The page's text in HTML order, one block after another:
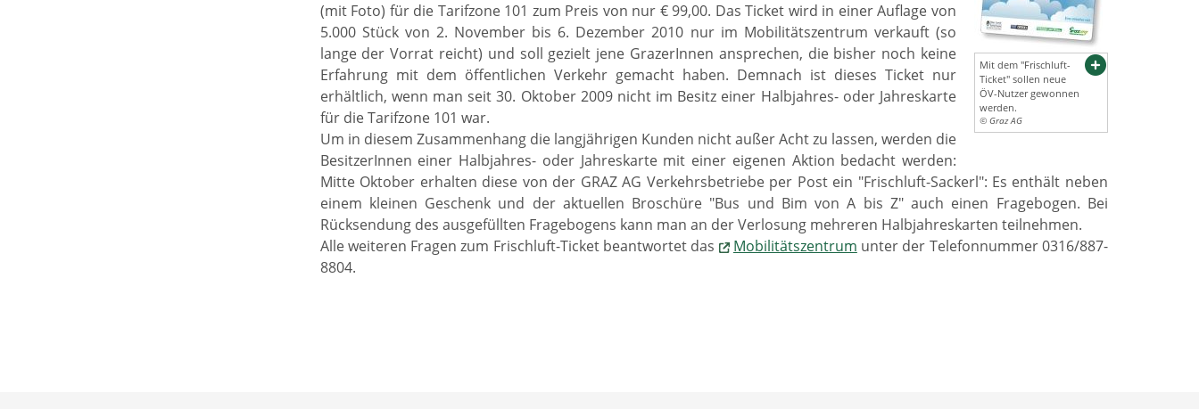
Mit dem "Frischluft-
Ticket" sollen neue
ÖV-Nutzer gewonnen
werden.
© Graz AG
(mit Foto) für die Tarifzone 101 zum Preis von nur € 99,00. Das Ticket wird in einer Auflage von
5.000 Stück von 2. November bis 6. Dezember 2010 nur im Mobilitätszentrum verkauft (so
lange der Vorrat reicht) und soll gezielt jene GrazerInnen ansprechen, die bisher noch keine
Erfahrung mit dem öffentlichen Verkehr gemacht haben. Demnach ist dieses Ticket nur
erhältlich, wenn man seit 30. Oktober 2009 nicht im Besitz einer Halbjahres- oder Jahreskarte
für die Tarifzone 101 war.
Um in diesem Zusammenhang die langjährigen Kunden nicht außer Acht zu lassen, werden die
BesitzerInnen einer Halbjahres- oder Jahreskarte mit einer eigenen Aktion bedacht werden:
Mitte Oktober erhalten diese von der GRAZ AG Verkehrsbetriebe per Post ein "Frischluft-Sackerl": Es enthält neben
einem kleinen Geschenk und der aktuellen Broschüre "Bus und Bim von A bis Z" auch einen Fragebogen. Bei
Rücksendung des ausgefüllten Fragebogens kann man an der Verlosung mehreren Halbjahreskarten teilnehmen.
Alle weiteren Fragen zum Frischluft-Ticket beantwortet das
Mobilitätszentrum unter der Telefonnummer 0316/887-
8804.